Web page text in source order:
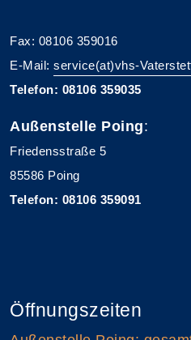
Fax: 08106 359016
E-Mail: service(at)vhs-
Telefon: 08106 359035
Außenstelle Poing:
Friedensstraße 5
85586 Poing
Telefon: 08106 359091
Öffnungszeiten